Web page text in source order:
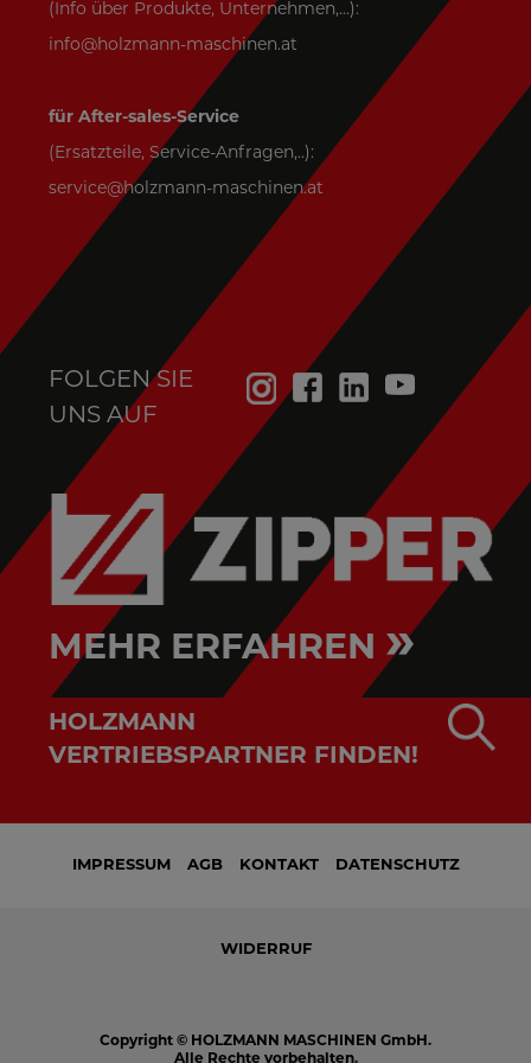
(Info über Produkte, Unternehmen,...):
info@holzmann-maschinen.at
für After-sales-Service
(Ersatzteile, Service-Anfragen,..):
service@holzmann-maschinen.at
FOLGEN SIE
UNS AUF
MEHR ERFAHREN »
HOLZMANN
VERTRIEBSPARTNER FINDEN!
IMPRESSUM AGB KONTAKT DATENSCHUTZ
WIDERRUF
Copyright © HOLZMANN MASCHINEN GmbH.
Alle Rechte vorbehalten.